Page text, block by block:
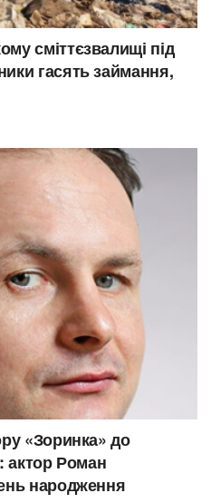
сміттєзвалищі під
гасять займання,
«Зоринка» до
актор Роман
народження